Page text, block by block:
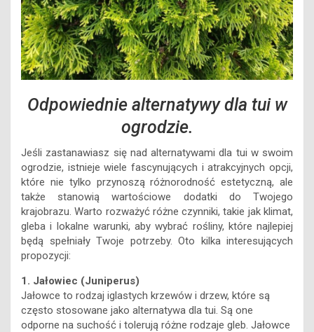
Odpowiednie alternatywy dla tui w
ogrodzie.
Jeśli zastanawiasz się nad alternatywami dla tui w swoim
ogrodzie, istnieje wiele fascynujących i atrakcyjnych opcji,
które nie tylko przynoszą różnorodność estetyczną, ale
także stanowią wartościowe dodatki do Twojego
krajobrazu. Warto rozważyć różne czynniki, takie jak klimat,
gleba i lokalne warunki, aby wybrać rośliny, które najlepiej
będą spełniały Twoje potrzeby. Oto kilka interesujących
propozycji:
1. Jałowiec (Juniperus)
Jałowce to rodzaj iglastych krzewów i drzew, które są
często stosowane jako alternatywa dla tui. Są one
odporne na suchość i tolerują różne rodzaje gleb. Jałowce